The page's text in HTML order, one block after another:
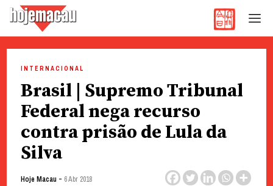
content
INTERNACIONAL
Brasil | Supremo Tribunal
Federal nega recurso
contra prisão de Lula da
Silva
Hoje Macau - 6 Abr 2018